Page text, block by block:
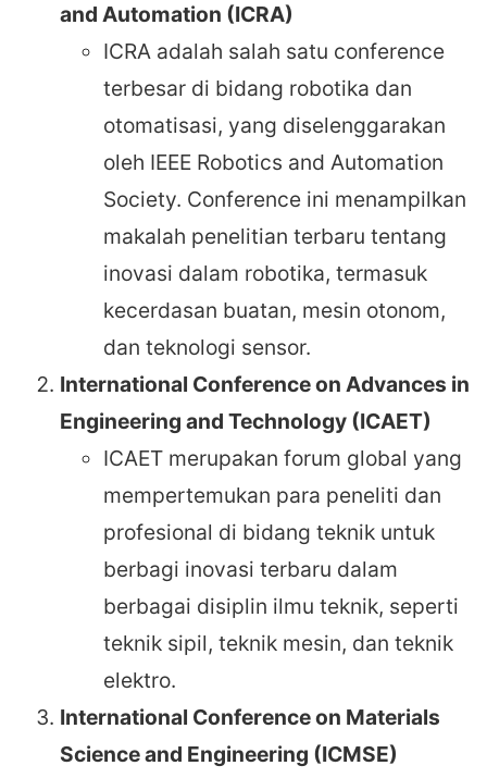
and Automation (ICRA)
ICRA adalah salah satu conference
terbesar di bidang robotika dan
otomatisasi, yang diselenggarakan
oleh IEEE Robotics and Automation
Society. Conference ini menampilkan
makalah penelitian terbaru tentang
inovasi dalam robotika, termasuk
kecerdasan buatan, mesin otonom,
dan teknologi sensor.
International Conference on Advances in
Engineering and Technology (ICAET)
ICAET merupakan forum global yang
mempertemukan para peneliti dan
profesional di bidang teknik untuk
berbagi inovasi terbaru dalam
berbagai disiplin ilmu teknik, seperti
teknik sipil, teknik mesin, dan teknik
elektro.
International Conference on Materials
Science and Engineering (ICMSE)